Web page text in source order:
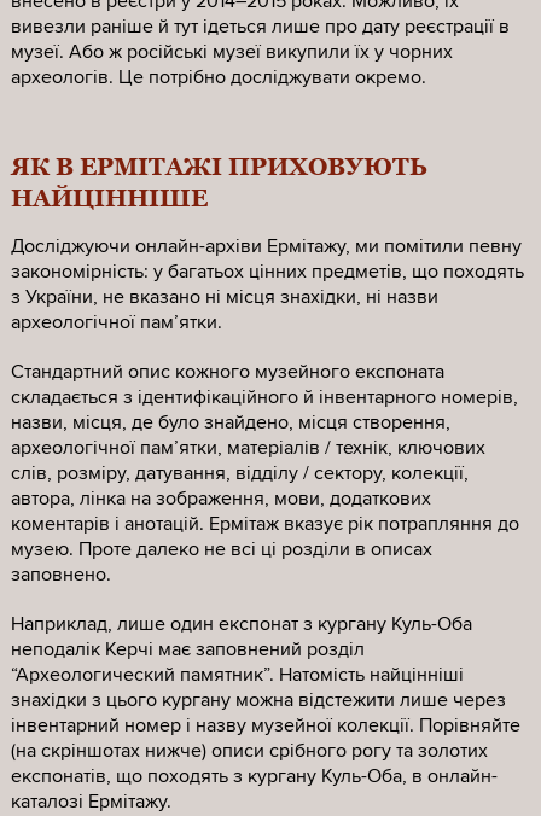
вивезли раніше й тут ідеться лише про дату реєстрації в
музеї. Або ж російські музеї викупили їх у чорних
археологів. Це потрібно досліджувати окремо.
ЯК В ЕРМІТАЖІ ПРИХОВУЮТЬ
НАЙЦІННІШЕ
Досліджуючи онлайн-архіви Ермітажу, ми помітили певну
закономірність: у багатьох цінних предметів, що походять
з України, не вказано ні місця знахідки, ні назви
археологічної памʼятки.
Стандартний опис кожного музейного експоната
складається з ідентифікаційного й інвентарного номерів,
назви, місця, де було знайдено, місця створення,
археологічної памʼятки, матеріалів / технік, ключових
слів, розміру, датування, відділу / сектору, колекції,
автора, лінка на зображення, мови, додаткових
коментарів і анотацій. Ермітаж вказує рік потрапляння до
музею. Проте далеко не всі ці розділи в описах
заповнено.
Наприклад, лише один експонат з кургану Куль-Оба
неподалік Керчі має заповнений розділ
“Археологический памятник”. Натомість найцінніші
знахідки з цього кургану можна відстежити лише через
інвентарний номер і назву музейної колекції. Порівняйте
(на скріншотах нижче) описи срібного рогу та золотих
експонатів, що походять з кургану Куль-Оба, в онлайн-
каталозі Ермітажу.